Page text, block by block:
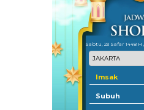
Sabtu, 23 Safar 1448
Imsak
Subuh